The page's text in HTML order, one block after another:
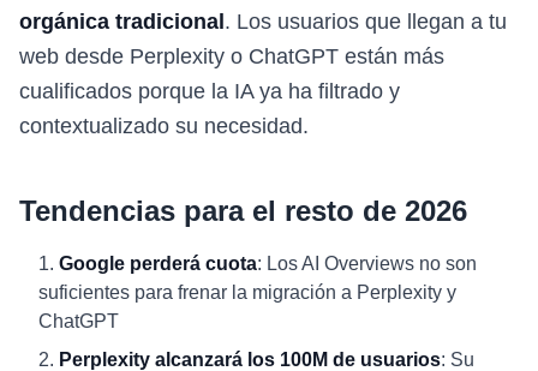
orgánica tradicional . Los usuarios que llegan a tu
web desde Perplexity o ChatGPT están más
cualificados porque la IA ya ha filtrado y
contextualizado su necesidad.
Tendencias para el resto de 2026
Google perderá cuota: Los AI Overviews no son
suficientes para frenar la migración a Perplexity y
ChatGPT
Perplexity alcanzará los 100M de usuarios: Su